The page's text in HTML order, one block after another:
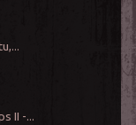
II -...